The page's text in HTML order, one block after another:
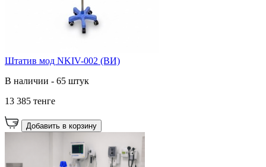
Штатив мод NKIV-002 (ВИ)
В наличии - 65 штук
13 385 тенге
Добавить в корзину